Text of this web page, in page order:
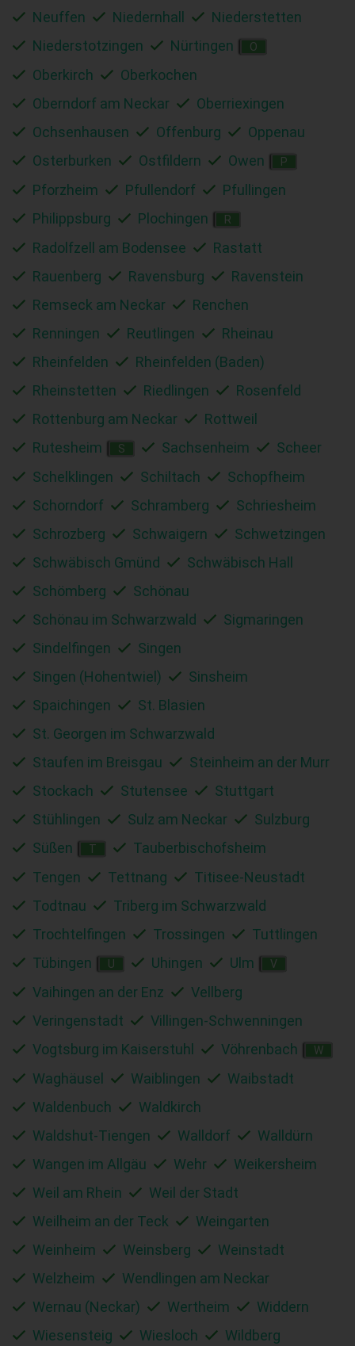
Neuffen
Niedernhall
Niederstetten
Niederstotzingen
Nürtingen O
Oberkirch
Oberkochen
Oberndorf am Neckar
Oberriexingen
Ochsenhausen
Offenburg
Oppenau
Osterburken
Ostfildern Owen P
Pforzheim Pfullendorf
Pfullingen
Philippsburg
Plochingen R
Radolfzell am Bodensee
Rastatt
Rauenberg
Ravensburg
Ravenstein
Remseck am Neckar
Renchen
Renningen
Reutlingen
Rheinau
Rheinfelden
Rheinfelden (Baden)
Rheinstetten
Riedlingen
Rosenfeld
Rottenburg am Neckar
Rottweil
Rutesheim
S Sachsenheim
Scheer
Schelklingen
Schiltach
Schopfheim
Schorndorf
Schramberg
Schriesheim
Schrozberg
Schwaigern
Schwetzingen
Schwäbisch Gmünd
Schwäbisch Hall
Schömberg
Schönau
Schönau im Schwarzwald
Sigmaringen
Sindelfingen
Singen
Singen (Hohentwiel)
Sinsheim
Spaichingen
St. Blasien
St. Georgen im Schwarzwald
Staufen im Breisgau
Steinheim an der Murr
Stockach
Stutensee
Stuttgart
Stühlingen
Sulz am Neckar
Sulzburg
Süßen
T
Tauberbischofsheim
Tengen
Tettnang
Titisee-Neustadt
Todtnau
Triberg im Schwarzwald
Trochtelfingen
Trossingen
Tuttlingen
Tübingen
U Uhingen Ulm V
Vaihingen an der Enz
Vellberg
Veringenstadt
Villingen-Schwenningen
Vogtsburg im Kaiserstuhl
Vöhrenbach W
Waghäusel Waiblingen
Waibstadt
Waldenbuch
Waldkirch
Waldshut-Tiengen
Walldorf
Walldürn
Wangen im Allgäu
Wehr
Weikersheim
Weil am Rhein
Weil der Stadt
Weilheim an der Teck
Weingarten
Weinheim
Weinsberg
Weinstadt
Welzheim
Wendlingen am Neckar
Wernau (Neckar)
Wertheim
Widdern
Wiesensteig
Wiesloch Wildberg